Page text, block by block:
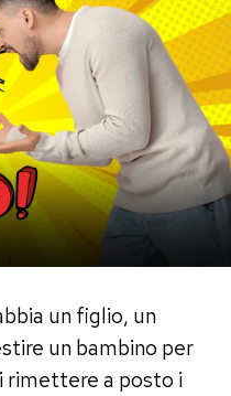
un figlio, un
un bambino per
rimettere a posto i